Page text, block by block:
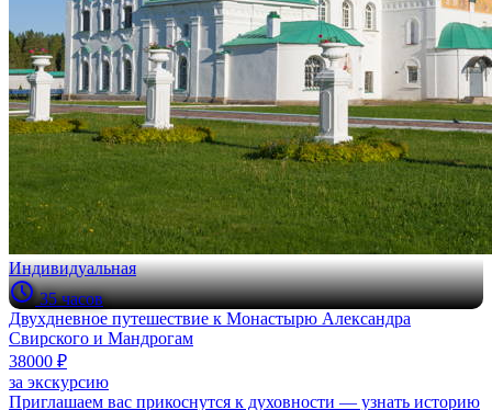
Индивидуальная
35 часов
Двухдневное путешествие к Монастырю Александра
Свирского и Мандрогам
38000 ₽
за экскурсию
Приглашаем вас прикоснутся к духовности — узнать историю